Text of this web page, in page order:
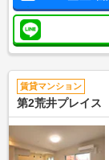
賃貸マンション
第2荒井プレイス